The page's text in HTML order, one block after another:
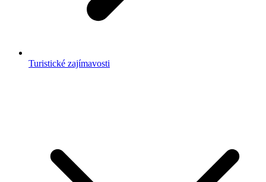
Turistické zajímavosti